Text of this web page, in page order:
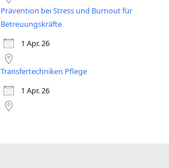
Prävention bei Stress und Burnout für
Betreuungskräfte
1 Apr. 26
Transfertechniken Pflege
1 Apr. 26